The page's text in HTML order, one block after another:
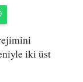
iki üst